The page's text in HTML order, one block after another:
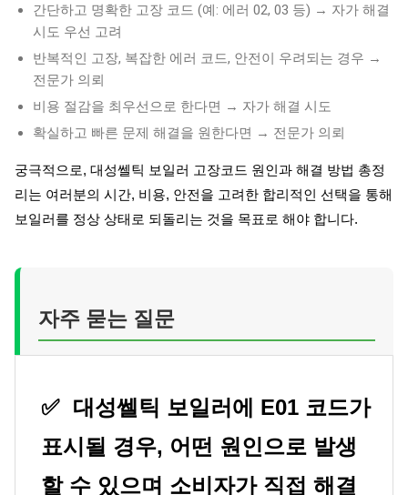
간단하고 명확한 고장 코드 (예: 에러 02, 03 등) → 자가 해결
시도 우선 고려
반복적인 고장, 복잡한 에러 코드, 안전이 우려되는 경우 →
전문가 의뢰
비용 절감을 최우선으로 한다면 → 자가 해결 시도
확실하고 빠른 문제 해결을 원한다면 → 전문가 의뢰
궁극적으로, 대성쎌틱 보일러 고장코드 원인과 해결 방법 총정
리는 여러분의 시간, 비용, 안전을 고려한 합리적인 선택을 통해
보일러를 정상 상태로 되돌리는 것을 목표로 해야 합니다.
자주 묻는 질문
✅ 대성쎌틱 보일러에 E01 코드가
표시될 경우, 어떤 원인으로 발생
할 수 있으며 소비자가 직접 해결